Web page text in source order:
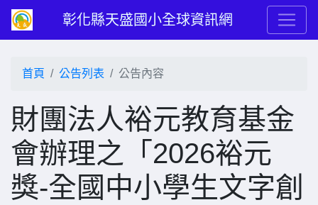
彰化縣天盛國小全球資訊網
首頁 公告列表 公告內容
財團法人裕元教育基金
會辦理之「2026裕元
獎-全國中小學生文字創